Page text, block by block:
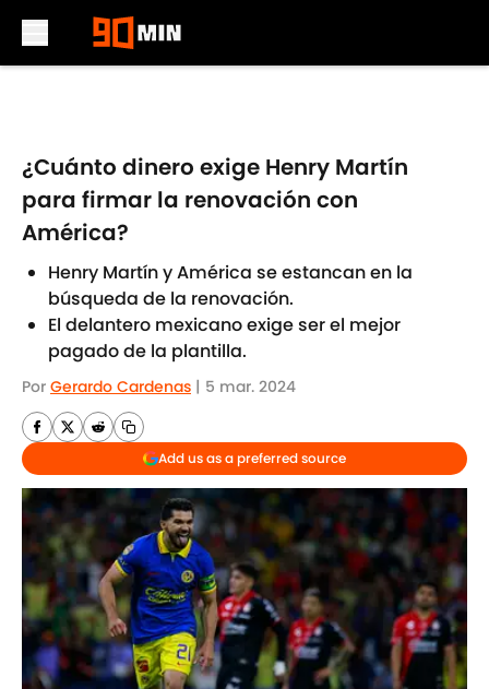
¿Cuánto dinero exige Henry Martín
para firmar la renovación con
América?
Henry Martín y América se estancan en la
búsqueda de la renovación.
El delantero mexicano exige ser el mejor
pagado de la plantilla.
Por Gerardo Cardenas | 5 mar. 2024
Add us as a preferred source